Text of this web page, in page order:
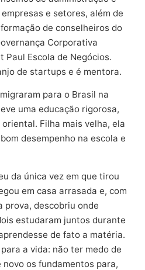
e setores, além de
de conselheiros do
Corporativa
Paul Escola de Negócios.
de startups e é mentora.
para o Brasil na
uma educação rigorosa,
Filha mais velha, ela
desempenho na escola e
da única vez em que tirou
em casa arrasada e, com
prova, descobriu onde
estudaram juntos durante
de fato a matéria.
a vida: não ter medo de
os fundamentos para,